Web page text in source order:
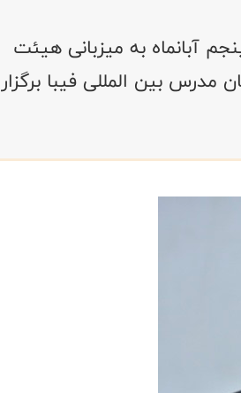
آبانماه به میزبانی هیئت
بین المللی فیبا برگزار